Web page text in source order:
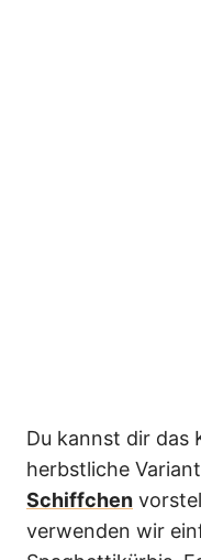
Du kannst dir das
herbstliche
Schiffchen
verwenden wir